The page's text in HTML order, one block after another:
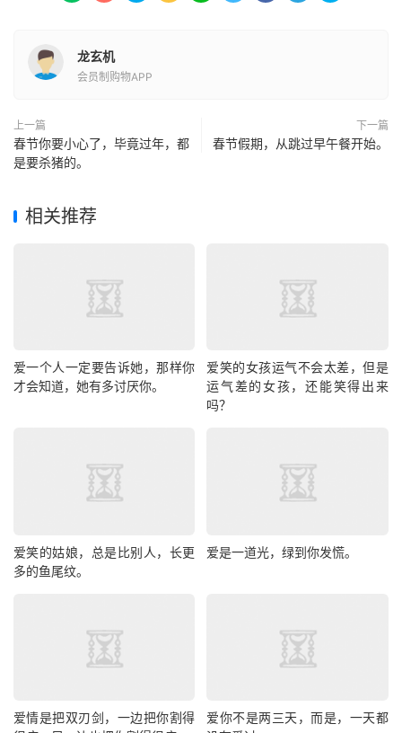
龙玄机
会员制购物APP
上一篇
春节你要小心了，毕竟过年，都
是要杀猪的。
下一篇
春节假期，从跳过早午餐开始。
相关推荐
爱一个人一定要告诉她，那样你
才会知道，她有多讨厌你。
爱笑的女孩运气不会太差，但是
运气差的女孩，还能笑得出来
吗？
爱笑的姑娘，总是比别人，长更
多的鱼尾纹。
爱是一道光，绿到你发慌。
爱情是把双刃剑，一边把你割得
爱你不是两三天，而是，一天都